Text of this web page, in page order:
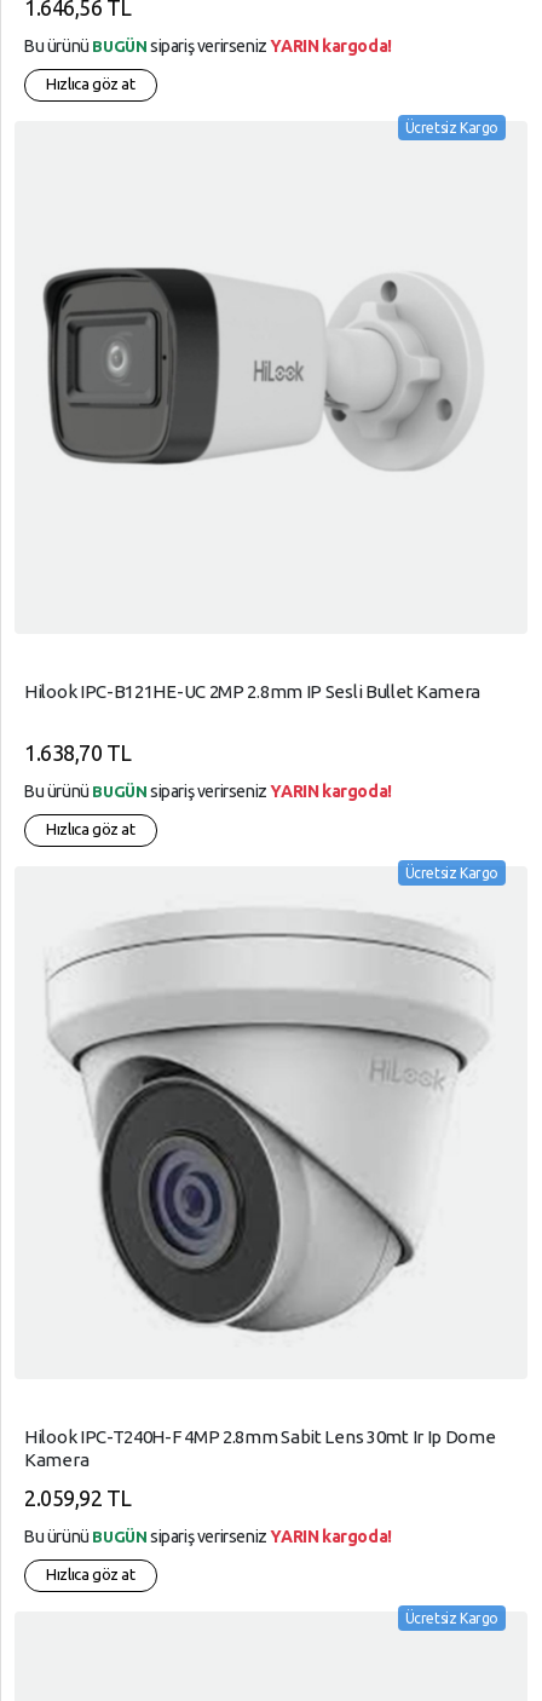
1.646,56 TL
Bu ürünü BUGÜN sipariş verirsenizYARIN kargoda!
Hızlıca göz at
Ücretsiz Kargo
Hilook IPC-B121HE-UC 2MP 2.8mm IP Sesli Bullet Kamera
1.638,70 TL
Bu ürünü BUGÜN sipariş verirsenizYARIN kargoda!
Hızlıca göz at
Ücretsiz Kargo
Hilook IPC-T240H-F 4MP 2.8mm Sabit Lens 30mt Ir Ip Dome
Kamera
2.059,92 TL
Bu ürünü BUGÜN sipariş verirsenizYARIN kargoda!
Hızlıca göz at
Ücretsiz Kargo